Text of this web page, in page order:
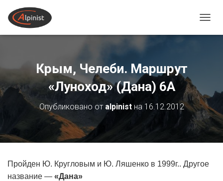
Крым, Челеби. Маршрут
«Луноход» (Дана) 6А
Опубликовано от alpinistна 16.12.2012
Пройден Ю. Кругловым и Ю. Ляшенко в 1999г.. Другое
название — «Дана»